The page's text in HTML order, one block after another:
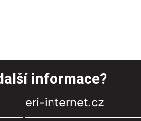
informace?
eri-internet.cz